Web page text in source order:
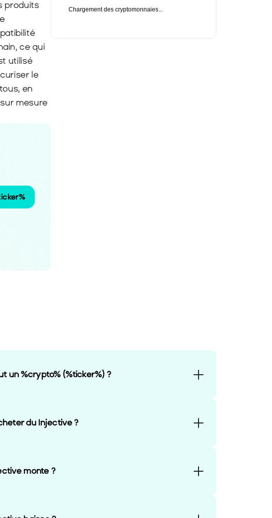
produits
ce qui
utilisé
le
en
mesure
Chargement des cryptomonnaies...
un %crypto% (%ticker%) ?
du Injective ?
monte ?